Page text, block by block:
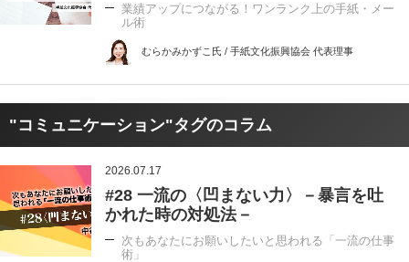
業績アップにつながる！ワンランク上の手紙・メー
ル術
むらかみかずこ氏 / 手紙文化振興協会 代表理事
"コミュニケーション"タグのコラム
2026.07.17
#28 一流の〈凹まない力〉－暴言を吐
かれた時の対処法－
次もあなたにお願いしたいと思われる「一流の仕事
術」